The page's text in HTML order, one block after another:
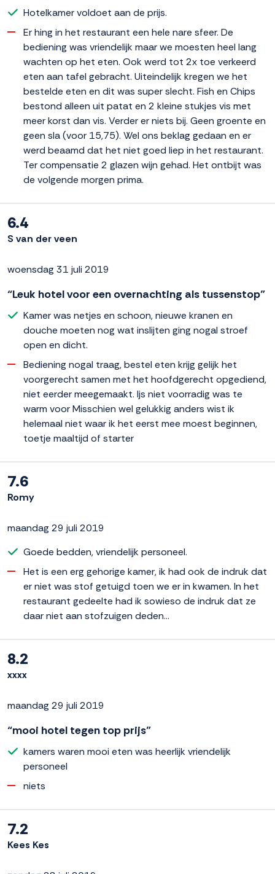
Hotelkamer voldoet aan de prijs.
Er hing in het restaurant een hele nare sfeer. De
bediening was vriendelijk maar we moesten heel lang
wachten op het eten. Ook werd tot 2x toe verkeerd
eten aan tafel gebracht. Uiteindelijk kregen we het
bestelde eten en dit was super slecht. Fish en Chips
bestond alleen uit patat en 2 kleine stukjes vis met
meer korst dan vis. Verder er niets bij. Geen groente en
geen sla (voor 15,75). Wel ons beklag gedaan en er
werd beaamd dat het niet goed liep in het restaurant.
Ter compensatie 2 glazen wijn gehad. Het ontbijt was
de volgende morgen prima.
6.4
S van der veen
woensdag 31 juli 2019
“Leuk hotel voor een overnachting als tussenstop”
Kamer was netjes en schoon, nieuwe kranen en
douche moeten nog wat inslijten ging nogal stroef
open en dicht.
Bediening nogal traag, bestel eten krijg gelijk het
voorgerecht samen met het hoofdgerecht opgediend,
niet eerder meegemaakt. Ijs niet voorradig was te
warm voor Misschien wel gelukkig anders wist ik
helemaal niet waar ik het eerst mee moest beginnen,
toetje maaltijd of starter
7.6
Romy
maandag 29 juli 2019
Goede bedden, vriendelijk personeel.
Het is een erg gehorige kamer, ik had ook de indruk dat
er niet was stof getuigd toen we er in kwamen. In het
restaurant gedeelte had ik sowieso de indruk dat ze
daar niet aan stofzuigen deden...
8.2
xxxx
maandag 29 juli 2019
“mooi hotel tegen top prijs”
kamers waren mooi eten was heerlijk vriendelijk
personeel
niets
7.2
Kees Kes